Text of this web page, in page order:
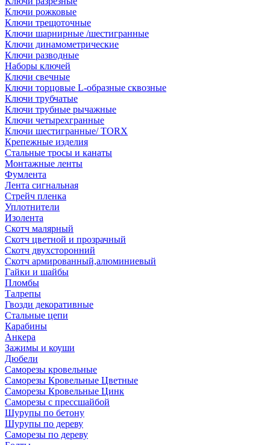
Ключи рожковые
Ключи трещоточные
Ключи шарнирные /шестигранные
Ключи динамометрические
Ключи разводные
Наборы ключей
Ключи свечные
Ключи торцовые L-образные сквозные
Ключи трубчатые
Ключи трубные рычажные
Ключи четырехгранные
Ключи шестигранные/ TORX
Крепежные изделия
Стальные тросы и канаты
Монтажные ленты
Фумлента
Лента сигнальная
Стрейч пленка
Уплотнители
Изолента
Скотч малярный
Скотч цветной и прозрачный
Скотч двухсторонний
Скотч армированный,алюминиевый
Гайки и шайбы
Пломбы
Талрепы
Гвозди декоративные
Стальные цепи
Карабины
Анкера
Зажимы и коуши
Дюбели
Саморезы кровельные
Саморезы Кровельные Цветные
Саморезы Кровельные Цинк
Саморезы с прессшайбой
Шурупы по бетону
Шурупы по дереву
Саморезы по дереву